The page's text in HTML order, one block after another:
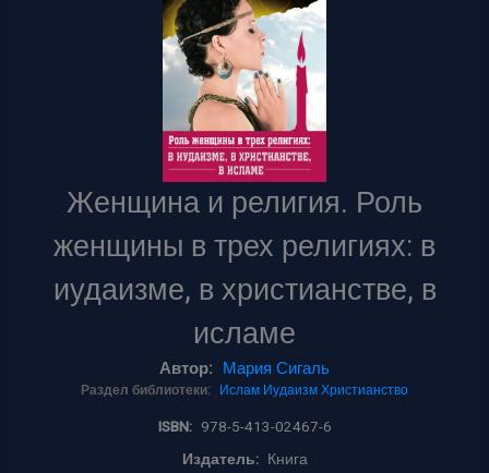
Женщина и религия. Роль
женщины в трех религиях: в
иудаизме, в христианстве, в
исламе
Автор: Мария Сигаль
Раздел библиотеки: Ислам ИудаизмХристианство
ISBN: 978-5-413-02467-6
Издатель: Книга